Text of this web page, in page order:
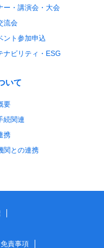
ー・講演会・大会
流会
ント参加申込
ナビリティ・ESG
いて
要
続関連
携
関との連携
免責事項